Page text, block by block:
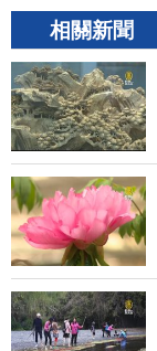
相關新聞